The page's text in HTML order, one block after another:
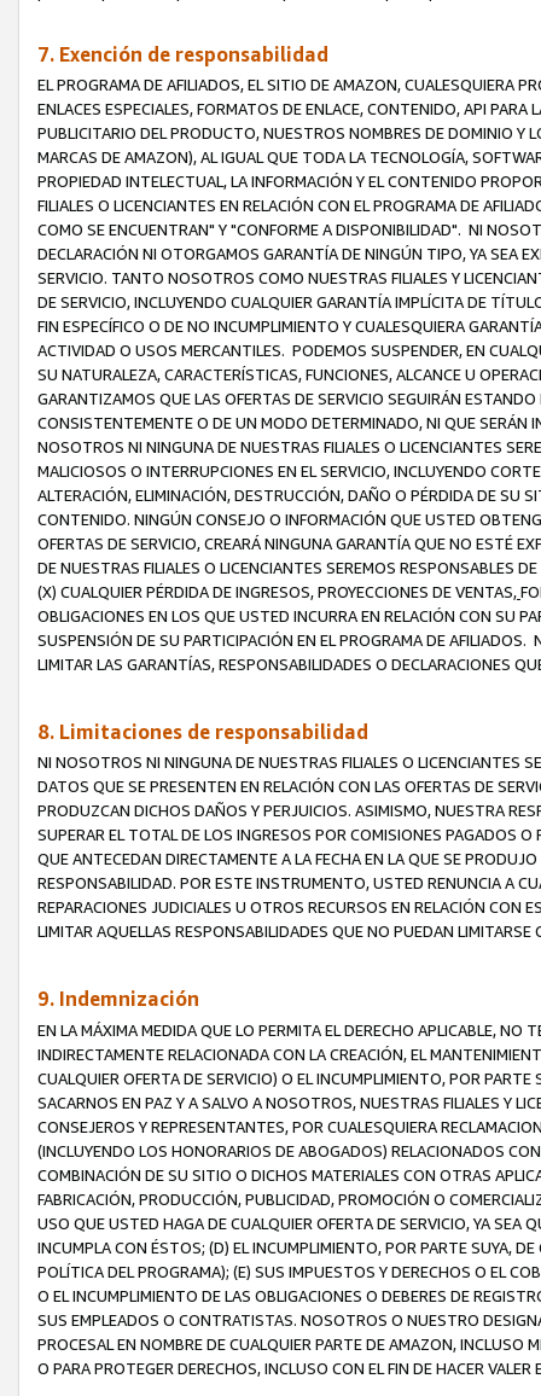
7. Exención de responsabilidad
EL PROGRAMA DE AFILIADOS, EL SITIO DE AMAZON, CUALESQUIERA
ENLACES ESPECIALES, FORMATOS DE ENLACE, CONTENIDO, API
PUBLICITARIO DEL PRODUCTO, NUESTROS NOMBRES DE DOMINIO Y
MARCAS DE AMAZON), AL IGUAL QUE TODA LA TECNOLOGÍA,
PROPIEDAD INTELECTUAL, LA INFORMACIÓN Y EL CONTENIDO
FILIALES O LICENCIANTES EN RELACIÓN CON EL PROGRAMA DE
COMO SE ENCUENTRAN" Y "CONFORME A DISPONIBILIDAD". NI
DECLARACIÓN NI OTORGAMOS GARANTÍA DE NINGÚN TIPO, YA SEA
SERVICIO. TANTO NOSOTROS COMO NUESTRAS FILIALES Y
DE SERVICIO, INCLUYENDO CUALQUIER GARANTÍA IMPLÍCITA DE
FIN ESPECÍFICO O DE NO INCUMPLIMIENTO Y CUALESQUIERA
ACTIVIDAD O USOS MERCANTILES. PODEMOS SUSPENDER, EN
SU NATURALEZA, CARACTERÍSTICAS, FUNCIONES, ALCANCE U
GARANTIZAMOS QUE LAS OFERTAS DE SERVICIO SEGUIRÁN
CONSISTENTEMENTE O DE UN MODO DETERMINADO, NI QUE SERÁN
NOSOTROS NI NINGUNA DE NUESTRAS FILIALES O LICENCIANTES
MALICIOSOS O INTERRUPCIONES EN EL SERVICIO, INCLUYENDO
ALTERACIÓN, ELIMINACIÓN, DESTRUCCIÓN, DAÑO O PÉRDIDA DE SU
CONTENIDO. NINGÚN CONSEJO O INFORMACIÓN QUE USTED
OFERTAS DE SERVICIO, CREARÁ NINGUNA GARANTÍA QUE NO ESTÉ
DE NUESTRAS FILIALES O LICENCIANTES SEREMOS RESPONSABLES
(X) CUALQUIER PÉRDIDA DE INGRESOS, PROYECCIONES DE VENTAS,
OBLIGACIONES EN LOS QUE USTED INCURRA EN RELACIÓN CON SU
SUSPENSIÓN DE SU PARTICIPACIÓN EN EL PROGRAMA DE
LIMITAR LAS GARANTÍAS, RESPONSABILIDADES O DECLARACIONES
8. Limitaciones de responsabilidad
NI NOSOTROS NI NINGUNA DE NUESTRAS FILIALES O LICENCIANTES
DATOS QUE SE PRESENTEN EN RELACIÓN CON LAS OFERTAS DE
PRODUZCAN DICHOS DAÑOS Y PERJUICIOS. ASIMISMO, NUESTRA
SUPERAR EL TOTAL DE LOS INGRESOS POR COMISIONES PAGADOS
QUE ANTECEDAN DIRECTAMENTE A LA FECHA EN LA QUE SE
RESPONSABILIDAD. POR ESTE INSTRUMENTO, USTED RENUNCIA A
REPARACIONES JUDICIALES U OTROS RECURSOS EN RELACIÓN CON
LIMITAR AQUELLAS RESPONSABILIDADES QUE NO PUEDAN LIMITARSE
9. Indemnización
EN LA MÁXIMA MEDIDA QUE LO PERMITA EL DERECHO APLICABLE,
INDIRECTAMENTE RELACIONADA CON LA CREACIÓN, EL
CUALQUIER OFERTA DE SERVICIO) O EL INCUMPLIMIENTO, POR
SACARNOS EN PAZ Y A SALVO A NOSOTROS, NUESTRAS FILIALES Y
CONSEJEROS Y REPRESENTANTES, POR CUALESQUIERA
(INCLUYENDO LOS HONORARIOS DE ABOGADOS) RELACIONADOS
COMBINACIÓN DE SU SITIO O DICHOS MATERIALES CON OTRAS
FABRICACIÓN, PRODUCCIÓN, PUBLICIDAD, PROMOCIÓN O
USO QUE USTED HAGA DE CUALQUIER OFERTA DE SERVICIO, YA SEA
INCUMPLA CON ÉSTOS; (D) EL INCUMPLIMIENTO, POR PARTE SUYA,
POLÍTICA DEL PROGRAMA); (E) SUS IMPUESTOS Y DERECHOS O EL
O EL INCUMPLIMIENTO DE LAS OBLIGACIONES O DEBERES DE
SUS EMPLEADOS O CONTRATISTAS. NOSOTROS O NUESTRO
PROCESAL EN NOMBRE DE CUALQUIER PARTE DE AMAZON, INCLUSO
O PARA PROTEGER DERECHOS, INCLUSO CON EL FIN DE HACER VALER